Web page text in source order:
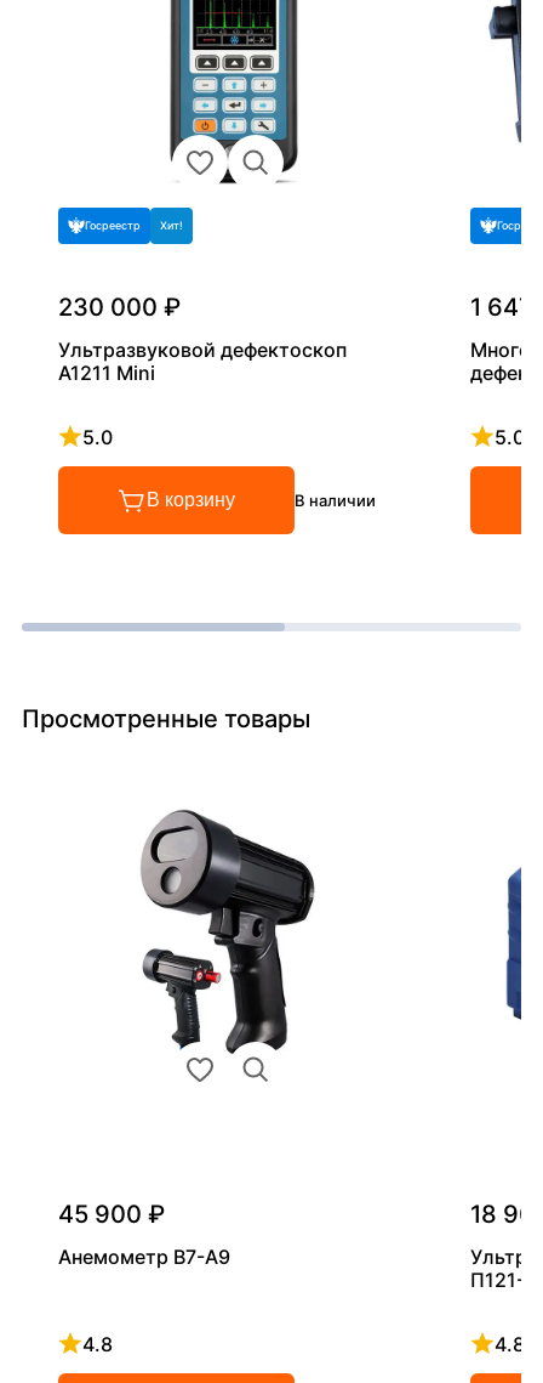
Госреестр Хит!
230 000 ₽
Ультразвуковой дефектоскоп
А1211 Mini
5.0
Рейтинг 5 из 5
В корзину В наличии
1
5.0
Просмотренные товары
45 900 ₽
Анемометр В7-А9
4.8
Рейтинг 4.8 из 5
18
П121-
4.8